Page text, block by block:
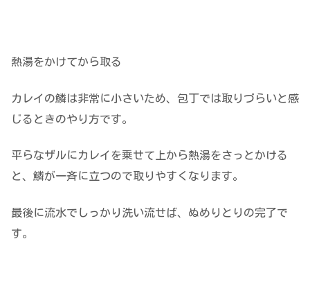
熱湯をかけてから取る
カレイの鱗は非常に小さいため、包丁では取りづらいと感
じるときのやり方です。
平らなザルにカレイを乗せて上から熱湯をさっとかける
と、鱗が一斉に立つので取りやすくなります。
最後に流水でしっかり洗い流せば、ぬめりとりの完了で
す。